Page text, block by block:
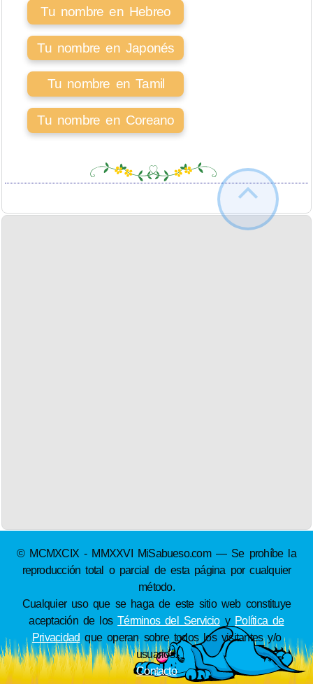
Tu nombre en Hebreo
Tu nombre en Japonés
Tu nombre en Tamil
Tu nombre en Coreano
© MCMXCIX - MMXXVI MiSabueso.com — Se prohíbe la
reproducción total o parcial de esta página por cualquier
método.
Cualquier uso que se haga de este sitio web constituye
aceptación de losTérminos del Servicioy Política de
Privacidad que operan sobre todos los visitantes y/o
usuarios.
Contacto